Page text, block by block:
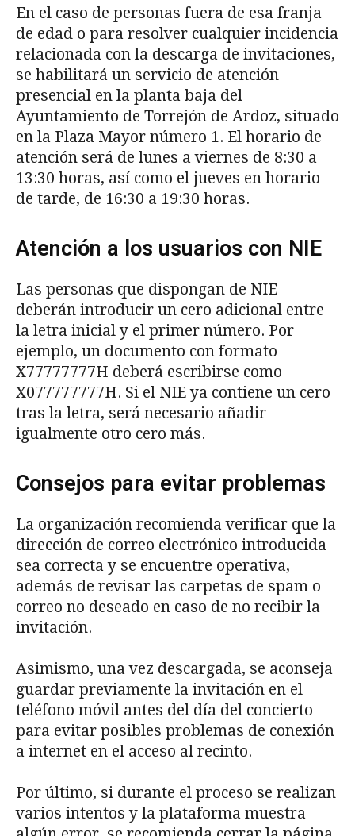
En el caso de personas fuera de esa franja
de edad o para resolver cualquier incidencia
relacionada con la descarga de invitaciones,
se habilitará un servicio de atención
presencial en la planta baja del
Ayuntamiento de Torrejón de Ardoz, situado
en la Plaza Mayor número 1. El horario de
atención será de lunes a viernes de 8:30 a
13:30 horas, así como el jueves en horario
de tarde, de 16:30 a 19:30 horas.
Atención a los usuarios con NIE
Las personas que dispongan de NIE
deberán introducir un cero adicional entre
la letra inicial y el primer número. Por
ejemplo, un documento con formato
X77777777H deberá escribirse como
X077777777H. Si el NIE ya contiene un cero
tras la letra, será necesario añadir
igualmente otro cero más.
Consejos para evitar problemas
La organización recomienda verificar que la
dirección de correo electrónico introducida
sea correcta y se encuentre operativa,
además de revisar las carpetas de spam o
correo no deseado en caso de no recibir la
invitación.
Asimismo, una vez descargada, se aconseja
guardar previamente la invitación en el
teléfono móvil antes del día del concierto
para evitar posibles problemas de conexión
a internet en el acceso al recinto.
Por último, si durante el proceso se realizan
varios intentos y la plataforma muestra